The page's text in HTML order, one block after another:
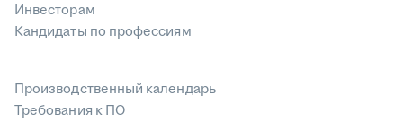
Инвесторам
Кандидаты по профессиям
Производственный календарь
Требования к ПО